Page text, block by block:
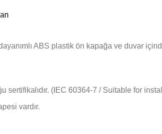
ABS plastik ön kapağa ve duvar
sertifikalıdır. (IEC 60364-7 / Suitable for
vardır.